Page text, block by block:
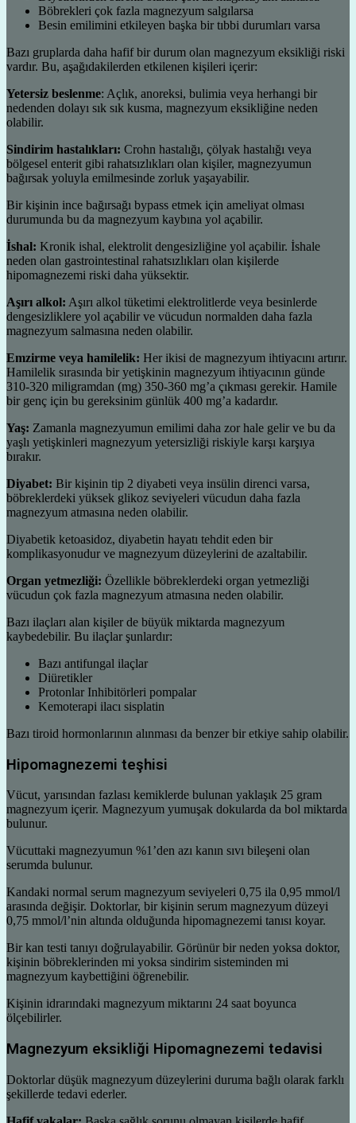
Böbrekleri çok fazla magnezyum salgılarsa
Besin emilimini etkileyen başka bir tıbbi durumları varsa
Bazı gruplarda daha hafif bir durum olan magnezyum eksikliği riski
vardır. Bu, aşağıdakilerden etkilenen kişileri içerir:
Yetersiz beslenme: Açlık, anoreksi, bulimia veya herhangi bir
nedenden dolayı sık sık kusma, magnezyum eksikliğine neden
olabilir.
Sindirim hastalıkları: Crohn hastalığı, çölyak hastalığı veya
bölgesel enterit gibi rahatsızlıkları olan kişiler, magnezyumun
bağırsak yoluyla emilmesinde zorluk yaşayabilir.
Bir kişinin ince bağırsağı bypass etmek için ameliyat olması
durumunda bu da magnezyum kaybına yol açabilir.
İshal: Kronik ishal, elektrolit dengesizliğine yol açabilir. İshale
neden olan gastrointestinal rahatsızlıkları olan kişilerde
hipomagnezemi riski daha yüksektir.
Aşırı alkol: Aşırı alkol tüketimi elektrolitlerde veya besinlerde
dengesizliklere yol açabilir ve vücudun normalden daha fazla
magnezyum salmasına neden olabilir.
Emzirme veya hamilelik: Her ikisi de magnezyum ihtiyacını artırır.
Hamilelik sırasında bir yetişkinin magnezyum ihtiyacının günde
310-320 miligramdan (mg) 350-360 mg’a çıkması gerekir. Hamile
bir genç için bu gereksinim günlük 400 mg’a kadardır.
Yaş: Zamanla magnezyumun emilimi daha zor hale gelir ve bu da
yaşlı yetişkinleri magnezyum yetersizliği riskiyle karşı karşıya
bırakır.
Diyabet: Bir kişinin tip 2 diyabeti veya insülin direnci varsa,
böbreklerdeki yüksek glikoz seviyeleri vücudun daha fazla
magnezyum atmasına neden olabilir.
Diyabetik ketoasidoz, diyabetin hayatı tehdit eden bir
komplikasyonudur ve magnezyum düzeylerini de azaltabilir.
Organ yetmezliği: Özellikle böbreklerdeki organ yetmezliği
vücudun çok fazla magnezyum atmasına neden olabilir.
Bazı ilaçları alan kişiler de büyük miktarda magnezyum
kaybedebilir. Bu ilaçlar şunlardır:
Bazı antifungal ilaçlar
Diüretikler
Protonlar Inhibitörleri pompalar
Kemoterapi ilacı sisplatin
Bazı tiroid hormonlarının alınması da benzer bir etkiye sahip olabilir.
Hipomagnezemi teşhisi
Vücut, yarısından fazlası kemiklerde bulunan yaklaşık 25 gram
magnezyum içerir. Magnezyum yumuşak dokularda da bol miktarda
bulunur.
Vücuttaki magnezyumun %1’den azı kanın sıvı bileşeni olan
serumda bulunur.
Kandaki normal serum magnezyum seviyeleri 0,75 ila 0,95 mmol/l
arasında değişir. Doktorlar, bir kişinin serum magnezyum düzeyi
0,75 mmol/l’nin altında olduğunda hipomagnezemi tanısı koyar.
Bir kan testi tanıyı doğrulayabilir. Görünür bir neden yoksa doktor,
kişinin böbreklerinden mi yoksa sindirim sisteminden mi
magnezyum kaybettiğini öğrenebilir.
Kişinin idrarındaki magnezyum miktarını 24 saat boyunca
ölçebilirler.
Magnezyum eksikliği Hipomagnezemi tedavisi
Doktorlar düşük magnezyum düzeylerini duruma bağlı olarak farklı
şekillerde tedavi ederler.